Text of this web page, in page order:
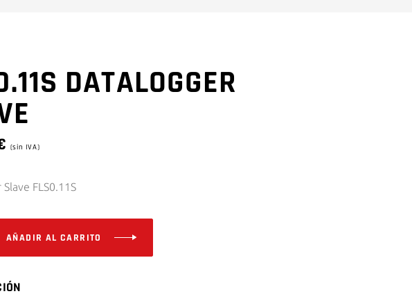
DATALOGGER
(sin IVA)
FLS0.11S
AÑADIR AL CARRITO